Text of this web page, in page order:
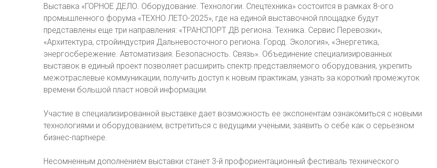
Выставка «ГОРНОЕ ДЕЛО. Оборудование. Технологии. Спецтехника» состоится в рамках 8-ого
промышленного форума «ТЕХНО ЛЕТО-2025», где на единой выставочной площадке будут
представлены еще три направления: «ТРАНСПОРТ ДВ региона. Техника. Сервис Перевозки»,
«Архитектура, стройиндустрия Дальневосточного региона. Город. Экология», «Энергетика,
энергосбережение. Автоматизаия. Безопасность. Связь». Объединение специализированных
выставок в единый проект позволяет расширить спектр представляемого оборудования, укрепить
межотраслевые коммуникации, получить доступ к новым практикам, узнать за короткий промежуток
времени большой пласт новой информации.
Участие в специализированной выставке дает возможность ее экспонентам ознакомиться с новыми
технологиями и оборудованием, встретиться с ведущими учеными, заявить о себе как о серьезном
бизнес-партнере.
Несомненным дополнением выставки станет 3-й профориентационный фестиваль технического